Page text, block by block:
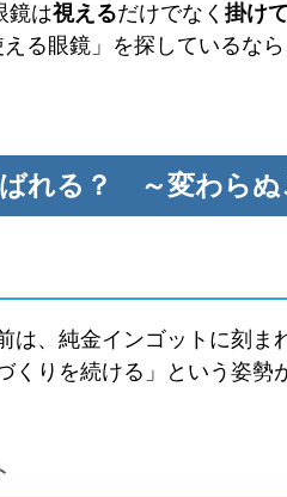
鏡は視えるだけでなく掛け
る眼鏡」を探しているな
れる？ ～変わらぬ
は、純金インゴットに刻ま
くりを続ける」という姿勢